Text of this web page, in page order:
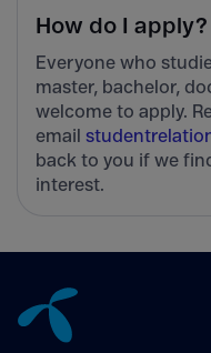
How do I apply?
Everyone who
master, bachelor,
welcome to apply.
email
back to you if we
interest.